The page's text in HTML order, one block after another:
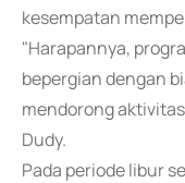
kesempatan
"Harapannya,
bepergian dengan
mendorong
Dudy.
Pada periode libur